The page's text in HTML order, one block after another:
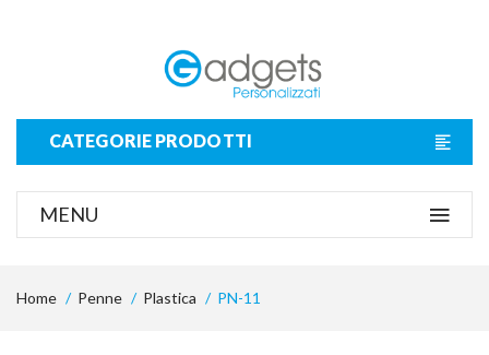
CATEGORIE PRODOTTI
MENU
Home Penne Plastica PN-11